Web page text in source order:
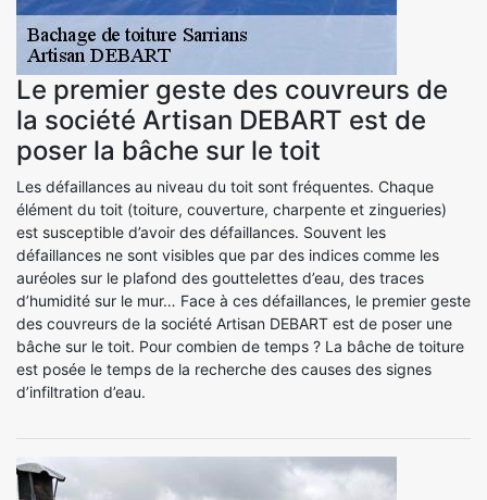
Le premier geste des couvreurs de
la société Artisan DEBART est de
poser la bâche sur le toit
Les défaillances au niveau du toit sont fréquentes. Chaque
élément du toit (toiture, couverture, charpente et zingueries)
est susceptible d’avoir des défaillances. Souvent les
défaillances ne sont visibles que par des indices comme les
auréoles sur le plafond des gouttelettes d’eau, des traces
d’humidité sur le mur… Face à ces défaillances, le premier geste
des couvreurs de la société Artisan DEBART est de poser une
bâche sur le toit. Pour combien de temps ? La bâche de toiture
est posée le temps de la recherche des causes des signes
d’infiltration d’eau.